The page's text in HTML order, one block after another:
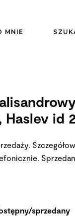
MNIE
Haslev id
sprzedany